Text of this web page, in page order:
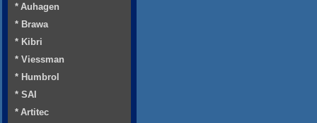
* Auhagen
* Brawa
* Kibri
* Viessman
* Humbrol
* SAI
* Artitec